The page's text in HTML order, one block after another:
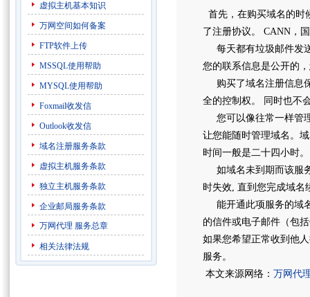
虚拟主机基本知识
万网空间如何备案
FTP软件上传
MSSQL使用帮助
MYSQL使用帮助
Foxmail收发信
Outlook收发信
域名注册服务条款
虚拟主机服务条款
独立主机服务条款
企业邮局服务条款
万网代理 服务总章
相关法律法规
首先，在购买域名的时
了注册协议。 CANN，
每天都有垃圾邮件发
您的联系信息是公开的
购买了域名注册信息
全的控制权。 同时也不
您可以像往常一样管
让您能随时管理域名。
时间一般是二十四小时。
如域名未到期而该服
时失效, 直到您完成域
能开通此项服务的域名
的信件或电子邮件（包
如果您希望正常收到他
服务。
本文来源网络： 万网代